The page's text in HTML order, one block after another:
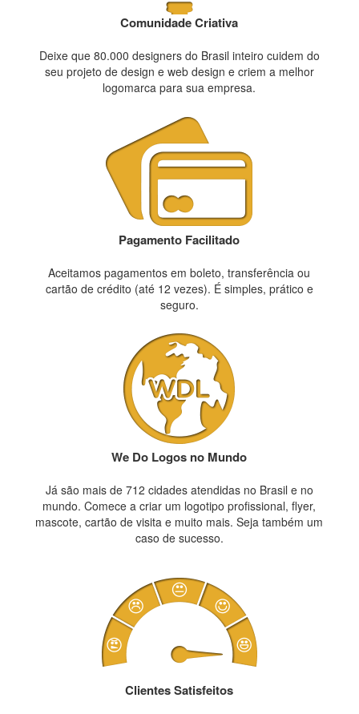
Comunidade Criativa
Deixe que 80.000 designers do Brasil inteiro cuidem do
seu projeto de design e web design e criem a melhor
logomarca para sua empresa.
Pagamento Facilitado
Aceitamos pagamentos em boleto, transferência ou
cartão de crédito (até 12 vezes). É simples, prático e
seguro.
We Do Logos no Mundo
Já são mais de 712 cidades atendidas no Brasil e no
mundo. Comece a criar um logotipo profissional, flyer,
mascote, cartão de visita e muito mais. Seja também um
caso de sucesso.
Clientes Satisfeitos